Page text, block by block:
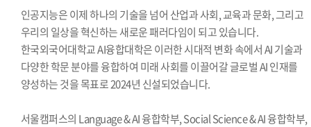
인공지능은 이제 하나의 기술을 넘어 산업과 사회, 교육과 문화, 그리고
우리의 일상을 혁신하는 새로운 패러다임이 되고 있습니다.
한국외국어대학교 AI융합대학은 이러한 시대적 변화 속에서 AI 기술과
다양한 학문 분야를 융합하여 미래 사회를 이끌어갈 글로벌 AI 인재를
양성하는 것을 목표로 2024년 신설되었습니다.
서울캠퍼스의 Language & AI 융합학부, Social Science & AI 융합학부,